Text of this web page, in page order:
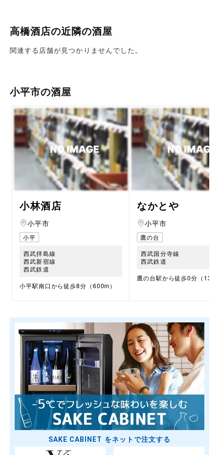
高橋酒店の近隣の酒屋
関連する店舗が見つかりませんでした。
小平市の酒屋
小林酒店
小平市
小平
西武拝島線
西武新宿線
西武鉄道
小平駅南口から徒歩8分（600m）
なかとや
小平市
鷹の台
西武国分寺線
西武鉄道
鷹の台駅から徒歩0分（13m
SAKE CABINET をネットで注文する